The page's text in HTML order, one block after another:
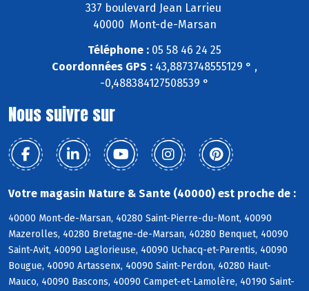
337 boulevard Jean Larrieu
40000 Mont-de-Marsan
Téléphone : 05 58 46 24 25
Coordonnées GPS : 43,8873748555129 ° ,
-0,488384127508539 °
Nous suivre sur
Votre magasin Nature & Sante (40000) est proche de :
40000 Mont-de-Marsan, 40280 Saint-Pierre-du-Mont, 40090
Mazerolles, 40280 Bretagne-de-Marsan, 40280 Benquet, 40090
Saint-Avit, 40090 Laglorieuse, 40090 Uchacq-et-Parentis, 40090
Bougue, 40090 Artassenx, 40090 Saint-Perdon, 40280 Haut-
Mauco, 40090 Bascons, 40090 Campet-et-Lamolère, 40190 Saint-